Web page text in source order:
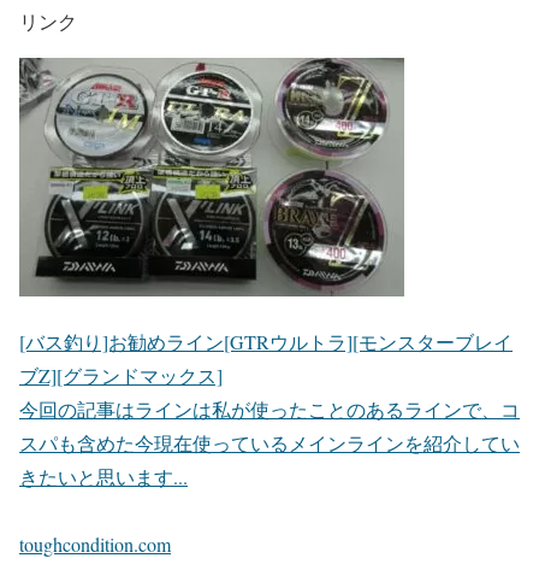
リンク
[バス釣り]お勧めライン[GTRウルトラ][モンスターブレイ
ブZ][グランドマックス]
今回の記事はラインは私が使ったことのあるラインで、コ
スパも含めた今現在使っているメインラインを紹介してい
きたいと思います...
toughcondition.com